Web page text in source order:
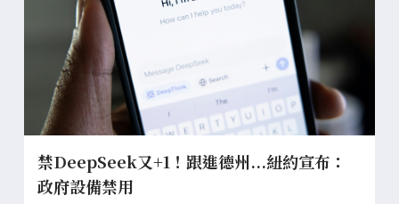
禁DeepSeek又+1！跟進德州...紐約宣布：
政府設備禁用